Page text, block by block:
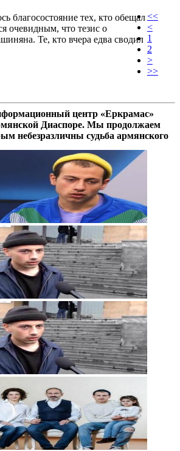
благосостояние тех, кто обещал
очевидным, что тезис о
Те, кто вчера едва сводил
<<
<
1
2
>
>>
центр «Еркрамас»
Диаспоре. Мы продолжаем
небезразличны судьба армянского